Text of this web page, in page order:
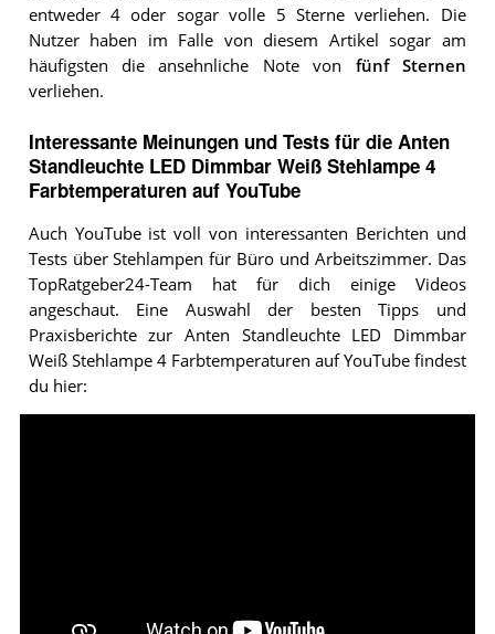
entweder 4 oder sogar volle 5 Sterne verliehen. Die
Nutzer haben im Falle von diesem Artikel sogar am
häufigsten die ansehnliche Note von fünf Sternen
verliehen.
Interessante Meinungen und Tests für die Anten
Standleuchte LED Dimmbar Weiß Stehlampe 4
Farbtemperaturen auf YouTube
Auch YouTube ist voll von interessanten Berichten und
Tests über Stehlampen für Büro und Arbeitszimmer. Das
TopRatgeber24-Team hat für dich einige Videos
angeschaut. Eine Auswahl der besten Tipps und
Praxisberichte zur Anten Standleuchte LED Dimmbar
Weiß Stehlampe 4 Farbtemperaturen auf YouTube findest
du hier: